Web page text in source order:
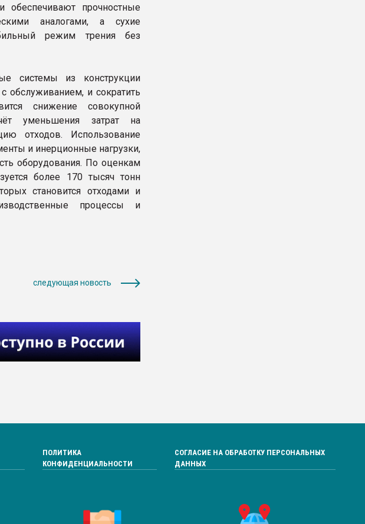
обеспечивают прочностные
аналогами, а сухие
режим трения без
системы из конструкции
обслуживанием, и сократить
снижение совокупной
уменьшения затрат на
отходов. Использование
и инерционные нагрузки,
оборудования. По оценкам
более 170 тысяч тонн
становится отходами и
процессы и
следующая новость
ПОЛИТИКА
КОНФИДЕНЦИАЛЬНОСТИ
СОГЛАСИЕ НА ОБРАБОТКУ ПЕРСОНАЛЬНЫХ
ДАННЫХ